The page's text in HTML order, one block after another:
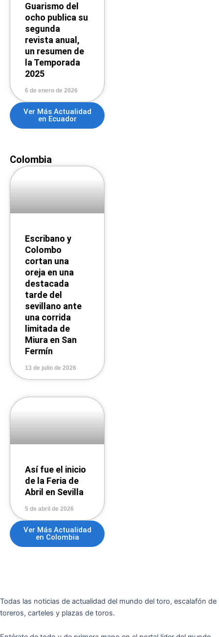
Guarismo del
ocho publica su
segunda
revista anual,
un resumen de
la Temporada
2025
6 de enero de 2026
Ver Más Actualidad
en Ecuador
Colombia
Escribano y
Colombo
cortan una
oreja en una
destacada
tarde del
sevillano ante
una corrida
limitada de
Miura en San
Fermín
13 de julio de 2026
Así fue el inicio
de la Feria de
Abril en Sevilla
5 de abril de 2026
Ver Más Actualidad
en Colombia
Todas las noticias de actualidad del mundo del toro, escalafón de
toreros, carteles y plazas de toros.